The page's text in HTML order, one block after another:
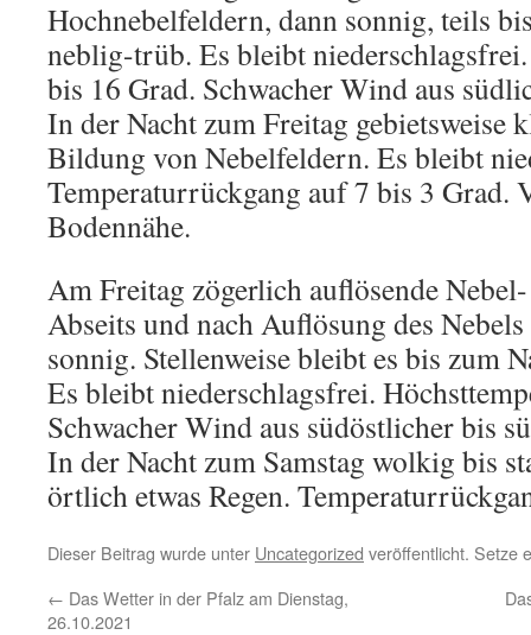
Hochnebelfeldern, dann sonnig, teils
neblig-trüb. Es bleibt
bis 16 Grad. Schwacher Wind aus
In der Nacht zum Freitag gebietsweise
Bildung von Nebelfeldern. Es bleibt
Temperaturrückgang auf 7 bis 3 Grad.
Bodennähe.
Am Freitag zögerlich auflösende
Abseits und nach Auflösung des
sonnig. Stellenweise bleibt es bis zum
Es bleibt niederschlagsfrei.
Schwacher Wind aus südöstlicher bis
In der Nacht zum Samstag wolkig bis
örtlich etwas Regen.
Dieser Beitrag wurde unter Uncategorized veröffentlicht. Setze
← Das Wetter in der Pfalz am Dienstag,
26.10.2021